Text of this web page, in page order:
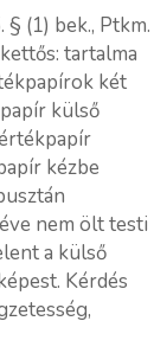
(1) bek., Ptkm.
tartalma
két
külső
kézbe
nem ölt testi
a külső
Kérdés